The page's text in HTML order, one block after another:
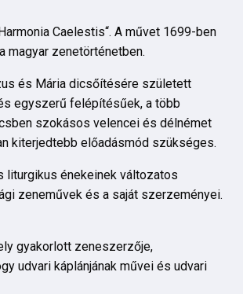
Caelestis“. A művet 1699-ben
magyar zenetörténetben.
és Mária dicsőítésére született
egyszerű felépítésűek, a több
szokásos velencei és délnémet
kiterjedtebb előadásmód szükséges.
liturgikus énekeinek változatos
zeneművek és a saját szerzeményei.
gyakorlott zeneszerzője,
udvari káplánjának művei és udvari